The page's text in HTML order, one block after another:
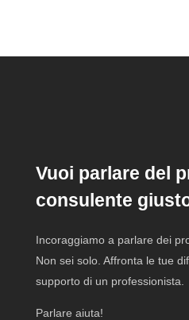
Vuoi parlare del
consulente
Incoraggiamo a parlare dei
Non sei solo. Affronta le tue
supporto di un professionista.
Parlare aiuta!